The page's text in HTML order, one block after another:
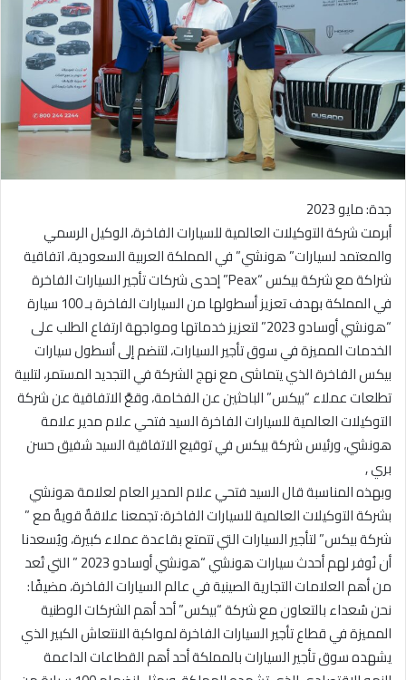
ي
د
ا
إ
ل
ك
ت
ر
و
ي
ا
جدة: مايو 2023
أبرمت شركة التوكيلات العالمية للسيارات الفاخرة، الوكيل الرسمي
والمعتمد لسيارات” هونشي” في المملكة العربية السعودية، اتفاقية
شراكة مع شركة بيكس “Peax” إحدى شركات تأجير السيارات الفاخرة
في المملكة بهدف تعزيز أسطولها من السيارات الفاخرة بـ 100 سيارة
“هونشي أوسادو 2023” لتعزيز خدماتها ومواجهة ارتفاع الطلب على
الخدمات المميزة في سوق تأجير السيارات، لتنضم إلى أسطول سيارات
بيكس الفاخرة الذي يتماشى مع نهج الشركة في التجديد المستمر، لتلبية
تطلعات عملاء “بيكس” الباحثين عن الفخامة، وقعَّ الاتفاقية عن شركة
التوكيلات العالمية للسيارات الفاخرة السيد فتحي علام مدير علامة
هونشي، ورئيس شركة بيكس في توقيع الاتفاقية السيد شفيق حسن
بري ,
وبهذه المناسبة قال السيد فتحي علام المدير العام لعلامة هونشي
بشركة التوكيلات العالمية للسيارات الفاخرة: تجمعنا علاقةٌ قويةٌ مع ”
شركة بيكس” لتأجير السيارات التي تتمتع بقاعدة عملاء كبيرة، ويُسعدنا
أن نُوفر لهم أحدث سيارات هونشي “هونشي أوسادو 2023 ” التي تُعد
من أهم العلامات التجارية الصينية في عالم السيارات الفاخرة، مضيفًا:
نحن سُعداء بالتعاون مع شركة “بيكس” أحد أهم الشركات الوطنية
المميزة في قطاع تأجير السيارات الفاخرة لمواكبة الانتعاش الكبير الذي
يشهده سوق تأجير السيارات بالمملكة أحد أهم القطاعات الداعمة